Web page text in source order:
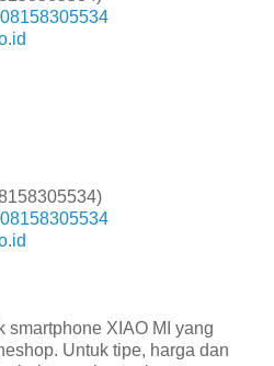
08158305534
08158305534
smartphone XIAO MI yang
Untuk tipe, harga dan